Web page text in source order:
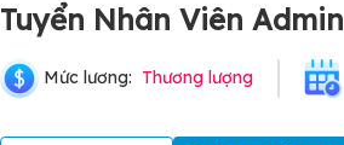
Tuyển Nhân Viên Admin
Mức lương: Thương lượng